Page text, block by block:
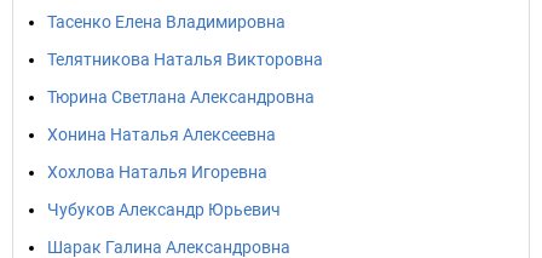
Тасенко Елена Владимировна
Телятникова Наталья Викторовна
Тюрина Светлана Александровна
Хонина Наталья Алексеевна
Хохлова Наталья Игоревна
Чубуков Александр Юрьевич
Шарак Галина Александровна